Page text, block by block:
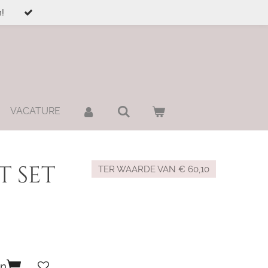
VACATURE
set TER WAARDE VAN € 60,10